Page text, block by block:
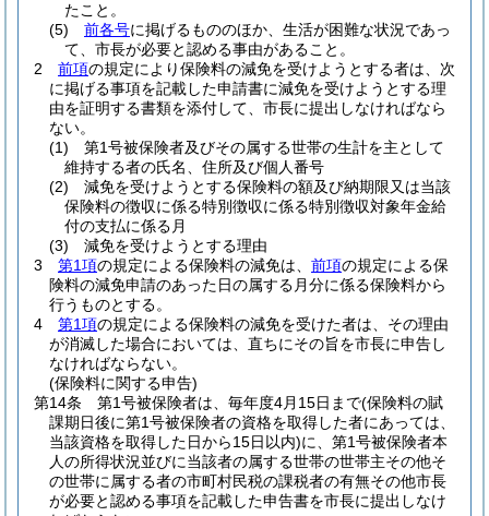
たこと。
(5)
前各号に掲げるもののほか、生活が困難な状況であっ
て、市長が必要と認める事由があること。
2
前項の規定により保険料の減免を受けようとする者は、次
に掲げる事項を記載した申請書に減免を受けようとする理
由を証明する書類を添付して、市長に提出しなければなら
ない。
(1)
第1号被保険者及びその属する世帯の生計を主として
維持する者の氏名、住所及び個人番号
(2)
減免を受けようとする保険料の額及び納期限又は当該
保険料の徴収に係る特別徴収に係る特別徴収対象年金給
付の支払に係る月
(3)
減免を受けようとする理由
3
第1項の規定による保険料の減免は、 前項の規定による保
険料の減免申請のあった日の属する月分に係る保険料から
行うものとする。
4
第1項の規定による保険料の減免を受けた者は、その理由
が消滅した場合においては、直ちにその旨を市長に申告し
なければならない。
(保険料に関する申告)
第14条
第1号被保険者は、毎年度4月15日まで(保険料の賦
課期日後に第1号被保険者の資格を取得した者にあっては、
当該資格を取得した日から15日以内)に、第1号被保険者本
人の所得状況並びに当該者の属する世帯の世帯主その他そ
の世帯に属する者の市町村民税の課税者の有無その他市長
が必要と認める事項を記載した申告書を市長に提出しなけ